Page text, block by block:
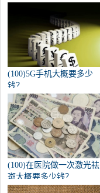
(100)5G手机大概要多少
钱？
(100)在医院做一次激光祛
斑大概要多少钱？